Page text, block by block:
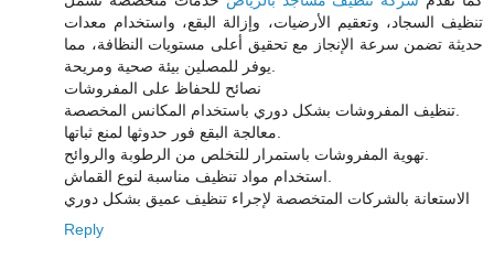
تنظيف السجاد، وتعقيم الأرضيات، وإزالة البقع، واستخدام معدات
حديثة تضمن سرعة الإنجاز مع تحقيق أعلى مستويات النظافة، مما
نصائح للحفاظ على المفروشات
الاستعانة بالشركات المتخصصة لإجراء تنظيف عميق بشكل دوري
Reply